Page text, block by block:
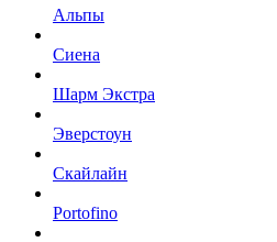
Альпы
Сиена
Шарм Экстра
Эверстоун
Скайлайн
Portofino